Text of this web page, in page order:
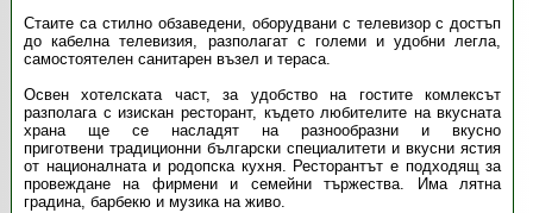
Стаите са стилно обзаведени, оборудвани с телевизор с достъп
до кабелна телевизия, разполагат с големи и удобни легла,
самостоятелен санитарен възел и тераса.
Освен хотелската част, за удобство на гостите комлексът
разполага с изискан ресторант, където любителите на вкусната
храна ще се насладят на разнообразни и вкусно
приготвени традиционни български специалитети и вкусни ястия
от националната и родопска кухня. Ресторантът е подходящ за
провеждане на фирмени и семейни тържества. Има лятна
градина, барбекю и музика на живо.